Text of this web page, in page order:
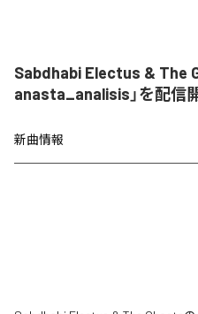
Sabdhabi Electus & The
anasta_analisis」を配信
新曲情報